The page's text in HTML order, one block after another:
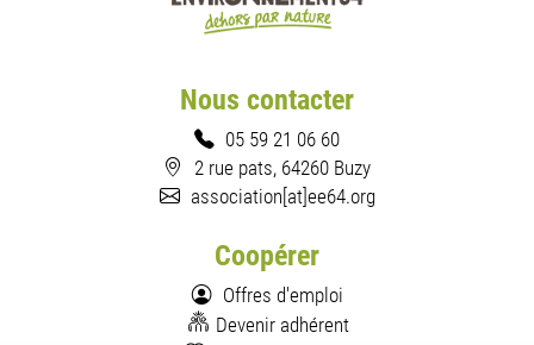
Nous contacter
05 59 21 06 60
2 rue pats, 64260 Buzy
association[at]ee64.org
Coopérer
Offres d'emploi
Devenir adhérent